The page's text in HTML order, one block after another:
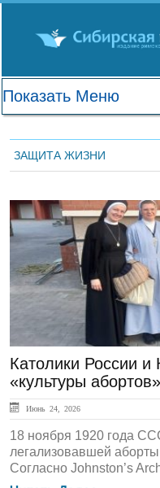
ЗАЩИТА ЖИЗНИ
ЛЕНТА
Католики России и
«культуры абортов»
Июнь 24, 2026
18 ноября 1920 года
легализовавшей
Согласно Johnston’s